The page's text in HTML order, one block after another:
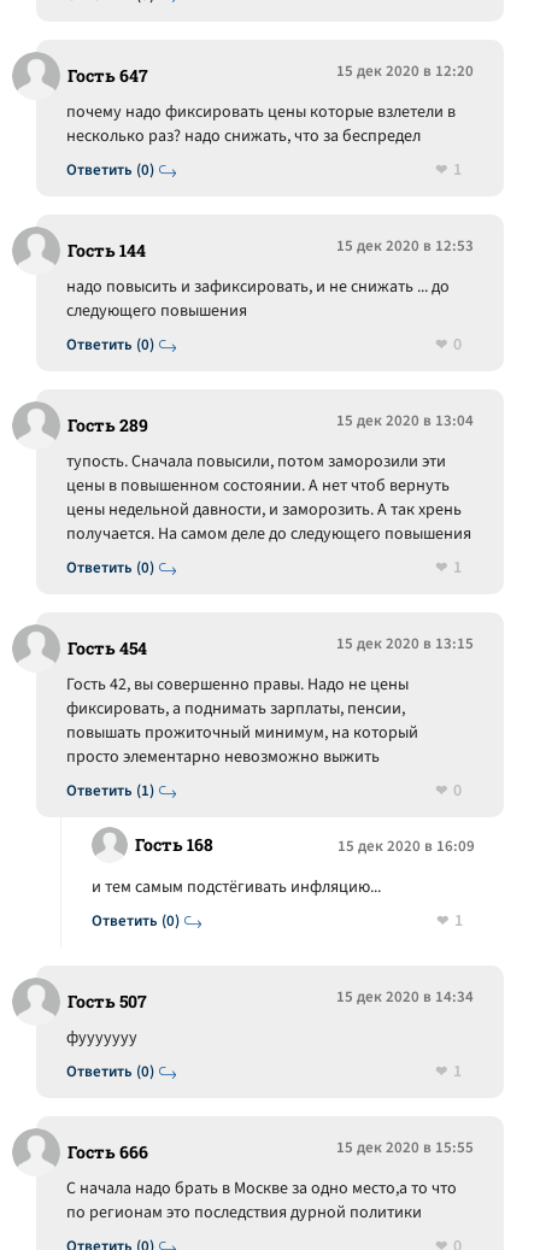
Гость 647 15 дек 2020 в 12:20
Ответить (0)
почему надо фиксировать цены которые взлетели в
несколько раз? надо снижать, что за беспредел
1
Гость 144 15 дек 2020 в 12:53
Ответить (0)
надо повысить и зафиксировать, и не снижать ... до
следующего повышения
0
Гость 289 15 дек 2020 в 13:04
Ответить (0)
тупость. Сначала повысили, потом заморозили эти
цены в повышенном состоянии. А нет чтоб вернуть
цены недельной давности, и заморозить. А так хрень
получается. На самом деле до следующего повышения
1
Гость 454 15 дек 2020 в 13:15
Ответить (1)
Гость 42, вы совершенно правы. Надо не цены
фиксировать, а поднимать зарплаты, пенсии,
повышать прожиточный минимум, на который
просто элементарно невозможно выжить
0
Гость 168 15 дек 2020 в 16:09
Ответить (0)
и тем самым подстёгивать инфляцию...
1
Гость 507 15 дек 2020 в 14:34
Ответить (0)
фууууууу
1
Гость 666 15 дек 2020 в 15:55
С начала надо брать в Москве за одно место,а то что
по регионам это последствия дурной политики